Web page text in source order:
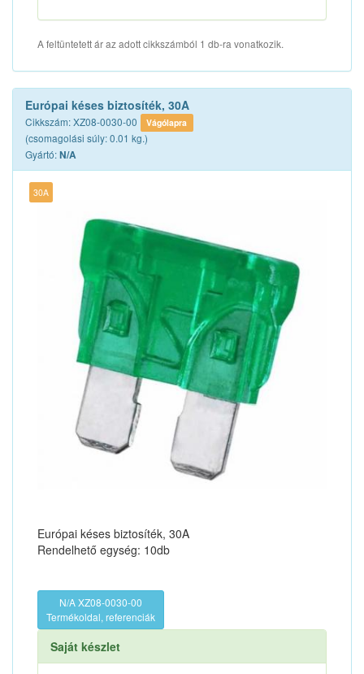
A feltüntetett ár az adott cikkszámból 1 db-ra vonatkozik.
Európai késes biztosíték, 30A
Cikkszám: XZ08-0030-00 Vágólapra
(csomagolási súly: 0.01 kg.)
Gyártó:N/A
30A
Európai késes biztosíték, 30A
Rendelhető egység: 10db
N/A XZ08-0030-00
Termékoldal, referenciák
Saját készlet